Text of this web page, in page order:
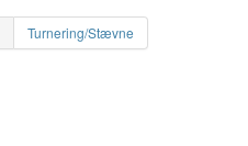
Turnering/Stævne